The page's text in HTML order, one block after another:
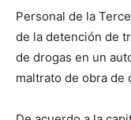
Personal de la
de la detención de
de drogas en un
maltrato de obra de